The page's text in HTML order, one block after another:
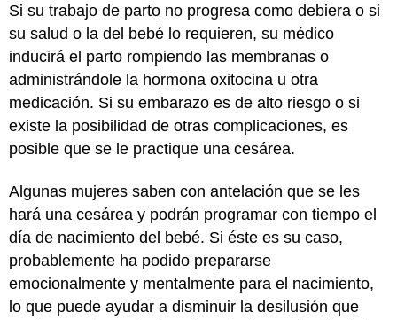
Si su trabajo de parto no progresa como debiera o si
su salud o la del bebé lo requieren, su médico
inducirá el parto rompiendo las membranas o
administrándole la hormona oxitocina u otra
medicación. Si su embarazo es de alto riesgo o si
existe la posibilidad de otras complicaciones, es
posible que se le practique una cesárea.
Algunas mujeres saben con antelación que se les
hará una cesárea y podrán programar con tiempo el
día de nacimiento del bebé. Si éste es su caso,
probablemente ha podido prepararse
emocionalmente y mentalmente para el nacimiento,
lo que puede ayudar a disminuir la desilusión que